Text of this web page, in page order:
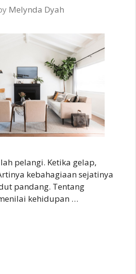
Melynda Dyah
pelangi. Ketika gelap,
kebahagiaan sejatinya
pandang. Tentang
kehidupan …